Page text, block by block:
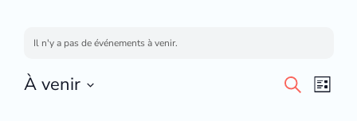
Il n'y a pas de événements à venir.
Recherche
Liste
À venir